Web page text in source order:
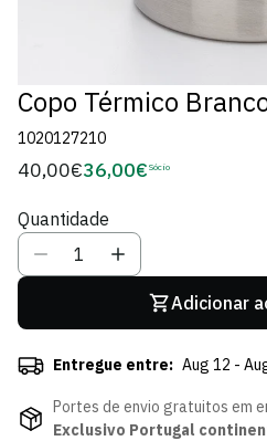
Copo Térmico
1020127210
Preço
40,00€Preço
Sócio
36,00€ Sócio
Quantidade
Adicionar
Entregue entre: Aug 12 -
Portes de envio gratuitos em
Exclusivo Portugal